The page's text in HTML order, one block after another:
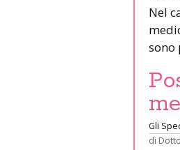
Nel
sono
Gli
di